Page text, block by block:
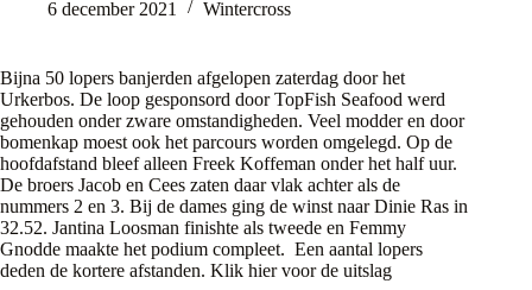
6 december 2021 Wintercross
Bijna 50 lopers banjerden afgelopen zaterdag door het
Urkerbos. De loop gesponsord door TopFish Seafood werd
gehouden onder zware omstandigheden. Veel modder en door
bomenkap moest ook het parcours worden omgelegd. Op de
hoofdafstand bleef alleen Freek Koffeman onder het half uur.
De broers Jacob en Cees zaten daar vlak achter als de
nummers 2 en 3. Bij de dames ging de winst naar Dinie Ras in
32.52. Jantina Loosman finishte als tweede en Femmy
Gnodde maakte het podium compleet. Een aantal lopers
deden de kortere afstanden. Klik hiervoor de uitslag